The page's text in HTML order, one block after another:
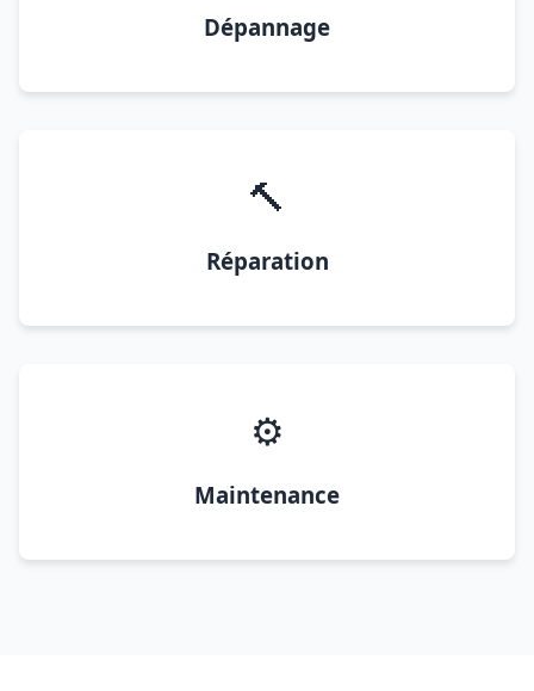
Dépannage
🔨
Réparation
⚙️
Maintenance